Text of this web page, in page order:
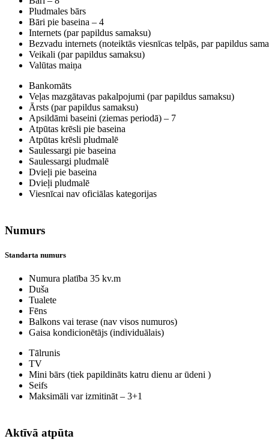
Pludmales bārs
Bāri pie baseina – 4
Internets (par papildus samaksu)
Bezvadu internets (noteiktās viesnīcas telpās, par papildus
Veikali (par papildus samaksu)
Valūtas maiņa
Bankomāts
Veļas mazgātavas pakalpojumi (par papildus samaksu)
Ārsts (par papildus samaksu)
Apsildāmi baseini (ziemas periodā) – 7
Atpūtas krēsli pie baseina
Atpūtas krēsli pludmalē
Saulessargi pie baseina
Saulessargi pludmalē
Dvieļi pie baseina
Dvieļi pludmalē
Viesnīcai nav oficiālas kategorijas
Numurs
Standarta numurs
Numura platība 35 kv.m
Duša
Tualete
Fēns
Balkons vai terase (nav visos numuros)
Gaisa kondicionētājs (individuālais)
Tālrunis
TV
Mini bārs (tiek papildināts katru dienu ar ūdeni )
Seifs
Maksimāli var izmitināt – 3+1
Aktīvā atpūta